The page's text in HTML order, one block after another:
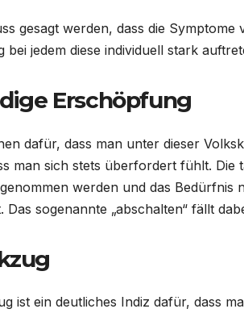
gesagt werden, dass die
bei jedem diese individuell stark
Erschöpfung
dafür, dass man unter dieser
man sich stets überfordert fühlt.
werden und das Bedürfnis
Das sogenannte „abschalten“ fällt
ist ein deutliches Indiz dafür, dass